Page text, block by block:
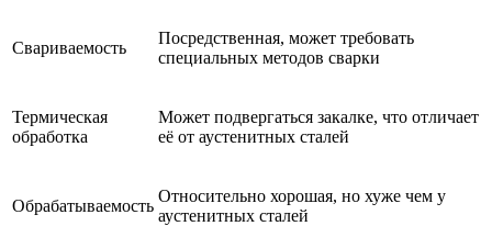
Свариваемость
Посредственная, может требовать
специальных методов сварки
Термическая
обработка
Может подвергаться закалке, что отличает
её от аустенитных сталей
Обрабатываемость
Относительно хорошая, но хуже чем у
аустенитных сталей